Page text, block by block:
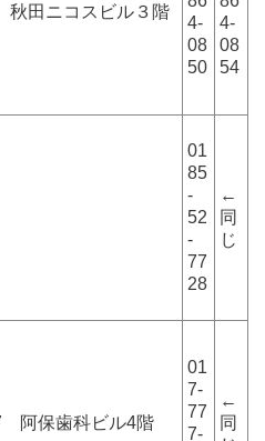
田ニコスビル３階
4-
08
50
4-
08
54
01
85
-
52
-
77
28
←
同
じ
阿保歯科ビル4階
01
7-
77
7-
←
同